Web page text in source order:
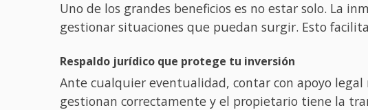
Uno de los grandes beneficios es no estar solo. La
gestionar situaciones que puedan surgir. Esto
Respaldo jurídico que protege tu inversión
Ante cualquier eventualidad, contar con apoyo
gestionan correctamente y el propietario tiene la